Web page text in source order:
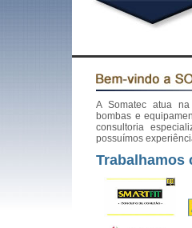
A Somatec atua
bombas e
consultoria
possuímos
Trabalhamos